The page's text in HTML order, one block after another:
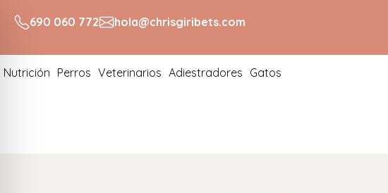
690 060 772 hola@chrisgiribets.com
Nutrición Perros Veterinarios Adiestradores Gatos